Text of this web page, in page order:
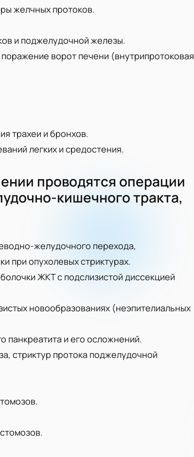
желчных протоков.
и поджелудочной железы.
ворот печени (внутрипротоковая
трахеи и бронхов.
легких и средостения.
проводятся операции
кишечного тракта,
желудочного перехода,
при опухолевых стриктурах.
ЖКТ с подслизистой диссекцией
новообразованиях (неэпителиальных
панкреатита и его осложнений.
стриктур протока поджелудочной